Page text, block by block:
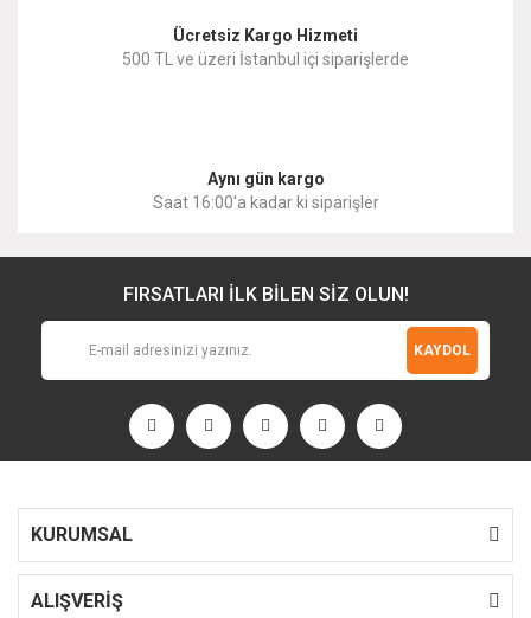
Ücretsiz Kargo Hizmeti
500 TL ve üzeri İstanbul içi siparişlerde
Aynı gün kargo
Saat 16:00'a kadar ki siparişler
FIRSATLARI İLK BİLEN SİZ OLUN!
KAYDOL
KURUMSAL
ALIŞVERİŞ